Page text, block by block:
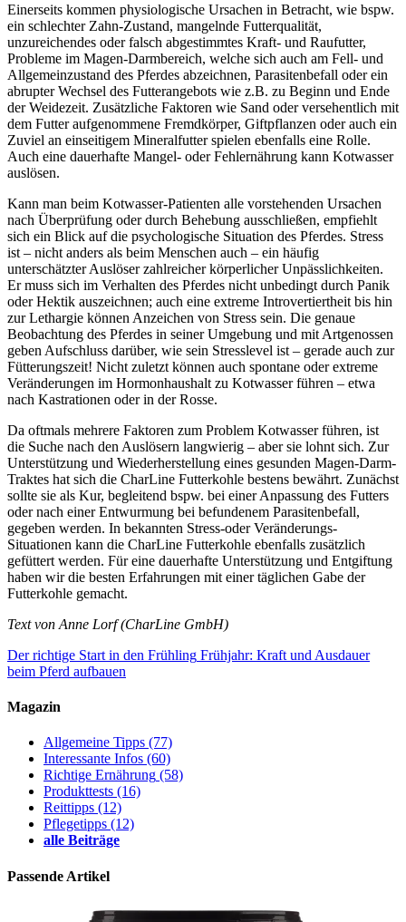
Einerseits kommen physiologische Ursachen in Betracht, wie bspw.
ein schlechter Zahn-Zustand, mangelnde Futterqualität,
unzureichendes oder falsch abgestimmtes Kraft- und Raufutter,
Probleme im Magen-Darmbereich, welche sich auch am Fell- und
Allgemeinzustand des Pferdes abzeichnen, Parasitenbefall oder ein
abrupter Wechsel des Futterangebots wie z.B. zu Beginn und Ende
der Weidezeit. Zusätzliche Faktoren wie Sand oder versehentlich mit
dem Futter aufgenommene Fremdkörper, Giftpflanzen oder auch ein
Zuviel an einseitigem Mineralfutter spielen ebenfalls eine Rolle.
Auch eine dauerhafte Mangel- oder Fehlernährung kann Kotwasser
auslösen.
Kann man beim Kotwasser-Patienten alle vorstehenden Ursachen
nach Überprüfung oder durch Behebung ausschließen, empfiehlt
sich ein Blick auf die psychologische Situation des Pferdes. Stress
ist – nicht anders als beim Menschen auch – ein häufig
unterschätzter Auslöser zahlreicher körperlicher Unpässlichkeiten.
Er muss sich im Verhalten des Pferdes nicht unbedingt durch Panik
oder Hektik auszeichnen; auch eine extreme Introvertiertheit bis hin
zur Lethargie können Anzeichen von Stress sein. Die genaue
Beobachtung des Pferdes in seiner Umgebung und mit Artgenossen
geben Aufschluss darüber, wie sein Stresslevel ist – gerade auch zur
Fütterungszeit! Nicht zuletzt können auch spontane oder extreme
Veränderungen im Hormonhaushalt zu Kotwasser führen – etwa
nach Kastrationen oder in der Rosse.
Da oftmals mehrere Faktoren zum Problem Kotwasser führen, ist
die Suche nach den Auslösern langwierig – aber sie lohnt sich. Zur
Unterstützung und Wiederherstellung eines gesunden Magen-Darm-
Traktes hat sich die CharLine Futterkohle bestens bewährt. Zunächst
sollte sie als Kur, begleitend bspw. bei einer Anpassung des Futters
oder nach einer Entwurmung bei befundenem Parasitenbefall,
gegeben werden. In bekannten Stress-oder Veränderungs-
Situationen kann die CharLine Futterkohle ebenfalls zusätzlich
gefüttert werden. Für eine dauerhafte Unterstützung und Entgiftung
haben wir die besten Erfahrungen mit einer täglichen Gabe der
Futterkohle gemacht.
Text von Anne Lorf (CharLine GmbH)
Der richtige Start in den Frühling Frühjahr: Kraft und Ausdauer
beim Pferd aufbauen
Magazin
Allgemeine Tipps (77)
Interessante Infos (60)
Richtige Ernährung (58)
Produkttests (16)
Reittipps (12)
Pflegetipps (12)
alle Beiträge
Passende Artikel